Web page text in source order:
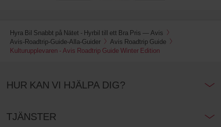
Hyra Bil Snabbt på Nätet - Hyrbil till ett Bra Pris — Avis
Avis-Roadtrip-Guide-Alla-Guider
Avis Roadtrip Guide
Kulturupplevaren - Avis Roadtrip Guide Winter Edition
HUR KAN VI HJÄLPA DIG?
TJÄNSTER